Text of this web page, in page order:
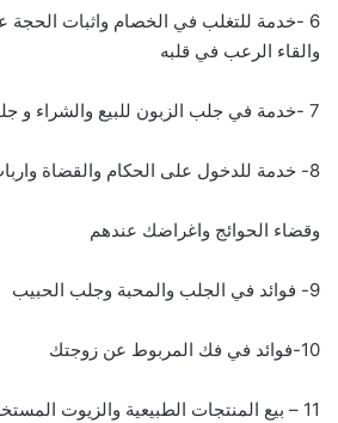
6 -خدمة للتغلب في الخصام واثبات
والقاء الرعب في قلبه
7 -خدمة في جلب الزبون للبيع والشراء و جلب الرزق
8- خدمة للدخول على الحكام والقضاة وارباب الاقلام
وقضاء الحوائج واغراضك عندهم
9- فوائد في الجلب والمحبة وجلب الحبيب
10-فوائد في فك المربوط عن زوجتك
11 – بيع المنتجات الطبيعية والزيوت المستخلصة منها